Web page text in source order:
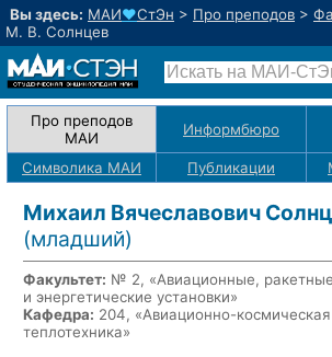
Вы здесь: МАИ♥СтЭн > Про преподов >
М. В. Солнцев
Про преподов
МАИ
Информбюро
Символика МАИ Публикации
Михаил Вячеславович
(младший)
Факультет: № 2, «Авиационные, ракетные
и энергетические установки»
Кафедра: 204, «Авиационно-космическая
теплотехника»